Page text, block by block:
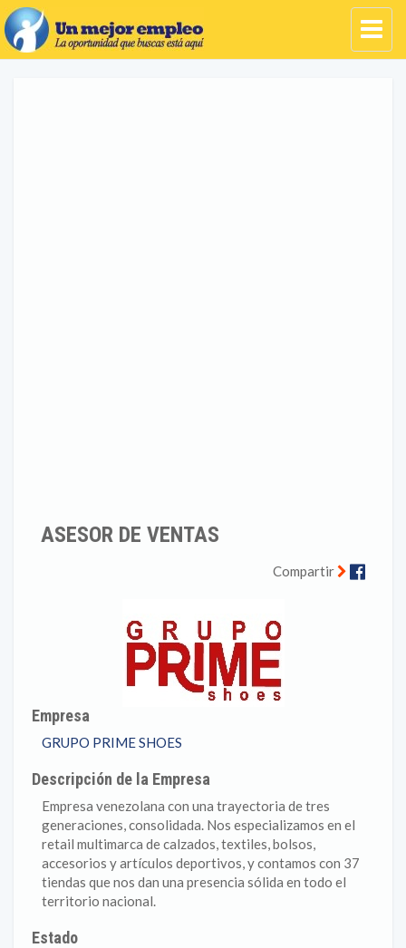
ASESOR DE VENTAS
Compartir
Empresa
GRUPO PRIME SHOES
Descripción de la Empresa
Empresa venezolana con una trayectoria de tres
generaciones, consolidada. Nos especializamos en el
retail multimarca de calzados, textiles, bolsos,
accesorios y artículos deportivos, y contamos con 37
tiendas que nos dan una presencia sólida en todo el
territorio nacional.
Estado